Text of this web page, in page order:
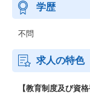
学歴
不問
求人の特色
【教育制度及び資格